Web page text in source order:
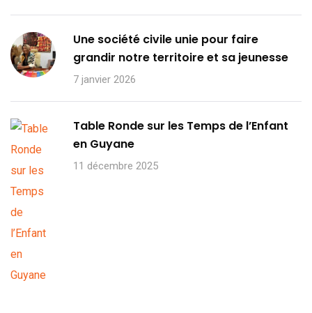
Une société civile unie pour faire
grandir notre territoire et sa jeunesse
7 janvier 2026
Table Ronde sur les Temps de l’Enfant
en Guyane
11 décembre 2025